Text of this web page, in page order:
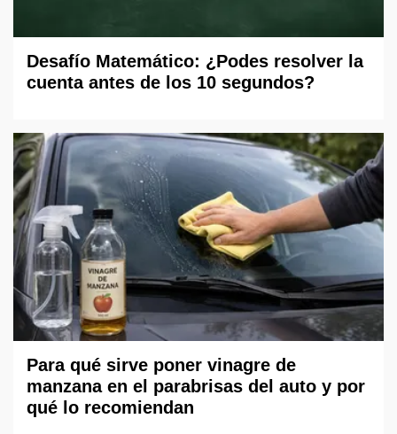
Desafío Matemático: ¿Podes resolver la
cuenta antes de los 10 segundos?
Para qué sirve poner vinagre de
manzana en el parabrisas del auto y por
qué lo recomiendan